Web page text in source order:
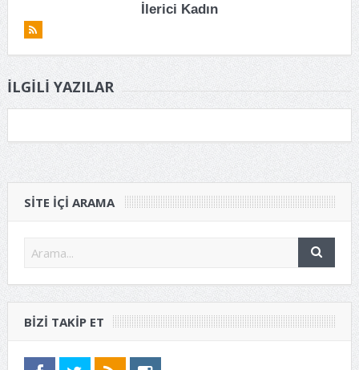
İlerici Kadın
İLGILI YAZILAR
SITE IÇI ARAMA
BIZI TAKIP ET